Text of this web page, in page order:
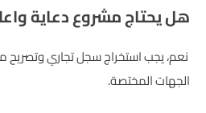
هل يحتاج مشروع دعاية
نعم، يجب استخراج سجل تجاري وتصريح
الجهات المختصة.